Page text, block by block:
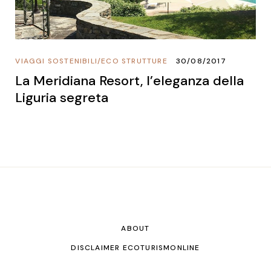
ECO STRUTTURE
/
VIAGGI SOSTENIBILI 30/08/2017
La Meridiana Resort, l’eleganza della
Liguria segreta
ABOUT
DISCLAIMER ECOTURISMONLINE